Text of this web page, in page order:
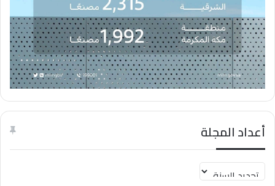
تتشرف اللجنة الوطنية الصناعية باتحاد الغرف السعودية بدعوتكم لحضور
أعداد المجلة